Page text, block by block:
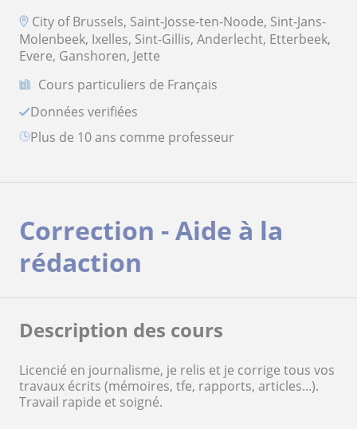
City of Brussels, Saint-Josse-ten-Noode, Sint-Jans-
Molenbeek, Ixelles, Sint-Gillis, Anderlecht, Etterbeek,
Evere, Ganshoren, Jette
Cours particuliers de Français
Données verifiées
plus de 10 ans comme professeur
Correction - Aide à la
rédaction
Description des cours
Licencié en journalisme, je relis et je corrige tous vos
travaux écrits (mémoires, tfe, rapports, articles...).
Travail rapide et soigné.